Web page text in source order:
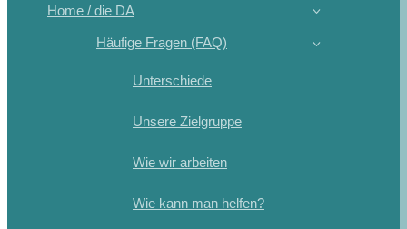
Home / die DA
Häufige Fragen (FAQ)
Unterschiede
Unsere Zielgruppe
Wie wir arbeiten
Wie kann man helfen?